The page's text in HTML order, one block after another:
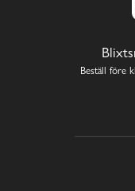
Beställ före